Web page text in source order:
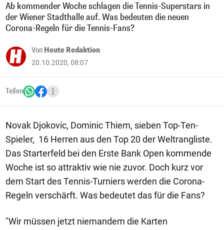
Ab kommender Woche schlagen die Tennis-Superstars in
der Wiener Stadthalle auf. Was bedeuten die neuen
Corona-Regeln für die Tennis-Fans?
Von Heute Redaktion
20.10.2020, 08:07
Teilen
Novak Djokovic, Dominic Thiem, sieben Top-Ten-
Spieler, 16 Herren aus den Top 20 der Weltrangliste.
Das Starterfeld bei den Erste Bank Open kommende
Woche ist so attraktiv wie nie zuvor. Doch kurz vor
dem Start des Tennis-Turniers werden die Corona-
Regeln verschärft. Was bedeutet das für die Fans?
"Wir müssen jetzt niemandem die Karten